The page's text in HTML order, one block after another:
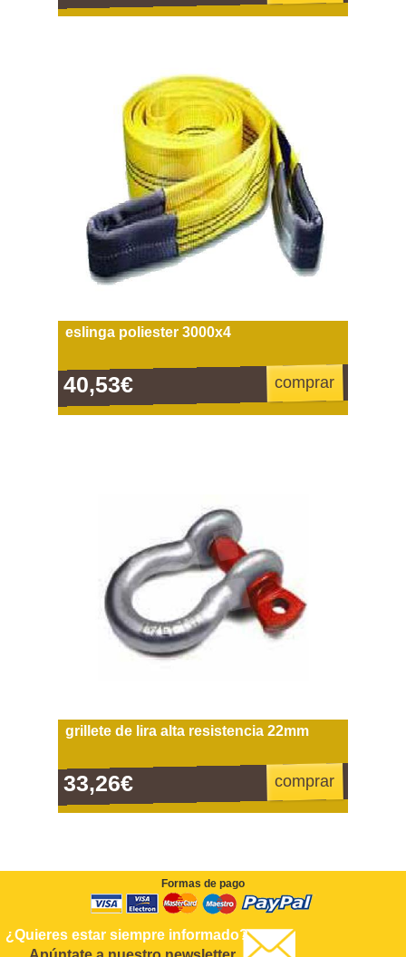
eslinga poliester 3000x4
40,53€ comprar
grillete de lira alta resistencia 22mm
33,26€ comprar
Formas de pago
¿Quieres estar siempre informado?